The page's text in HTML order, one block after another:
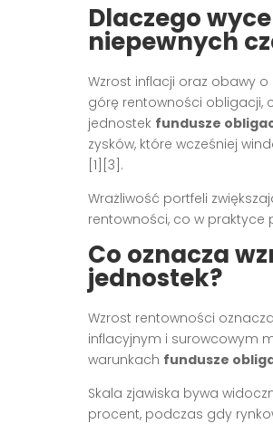
Dlaczego
niepewnych
Wzrost inflacji oraz obawy
górę rentowności obligacji,
jednostek fundusze
zysków, które wcześniej
[1][3].
Wrażliwość portfeli
rentowności, co w
Co oznacza
jednostek?
Wzrost rentowności
inflacyjnym i surowcowym
warunkach fundusze
Skala zjawiska bywa
procent, podczas gdy